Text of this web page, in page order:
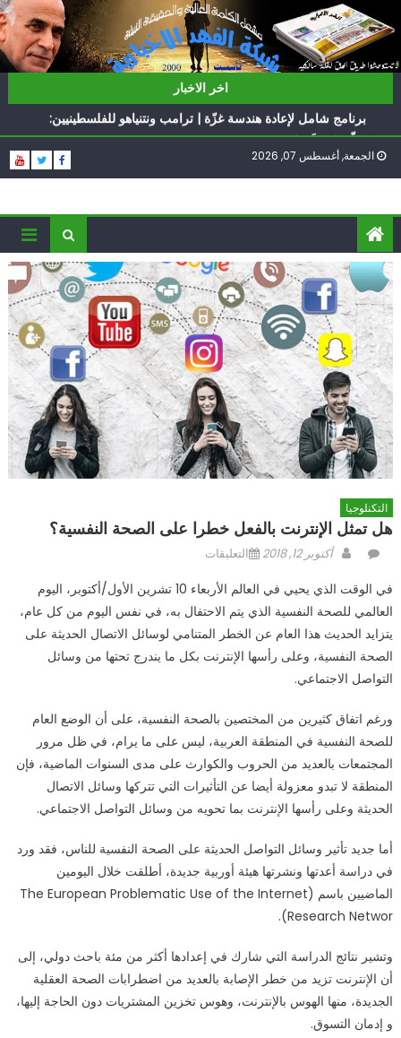
to
content
اخر الاخبار
ناشطة أمريكية يهودية تدعو الدول العربية لوقف التطبيع
أيّ تحدّيات يواجهها حزب الله؟
برنامج شامل لإعادة هندسة غزّة | ترامب ونتنياهو للفلسطينيين:
سلّموا تسلَموا
الغرب يدفن اتفاقاً وُلد ميتاً | إيران تحت العقوبات: جاهزون
ناشطة أمريكية يهودية تدعو الدول العربية لوقف التطبيع
أيّ تحدّيات يواجهها حزب الله؟
الجمعة, أغسطس 07, 2026
التكنلوجيا
هل تمثل الإنترنت بالفعل خطرا على الصحة النفسية؟
Posted
أكتوبر 12, 2018Author التعليقاتعلى
تمثل
الإنترنت
بالفعل
خطرا
النفسية؟
مغلقة
في الوقت الذي يحيي في العالم الأربعاء 10 تشرين الأول/أكتوبر، اليوم
العالمي للصحة النفسية الذي يتم الاحتفال به، في نفس اليوم من كل عام،
يتزايد الحديث هذا العام عن الخطر المتنامي لوسائل الاتصال الحديثة على
الصحة النفسية، وعلى رأسها الإنترنت بكل ما يندرج تحتها من وسائل
التواصل الاجتماعي.
ورغم اتفاق كثيرين من المختصين بالصحة النفسية، على أن الوضع العام
للصحة النفسية في المنطقة العربية، ليس على ما يرام، في ظل مرور
المجتمعات بالعديد من الحروب والكوارث على مدى السنوات الماضية، فإن
المنطقة لا تبدو معزولة أيضا عن التأثيرات التي تتركها وسائل الاتصال
الحديثة وعلى رأسها الإنترنت بما تحويه من وسائل التواصل الاجتماعي.
أما جديد تأثير وسائل التواصل الحديثة على الصحة النفسية للناس، فقد ورد
في دراسة أعدتها ونشرتها هيئة أوربية جديدة، أطلقت خلال اليومين
الماضيين باسم (The European Problematic Use of the Internet
Research Networ).
وتشير نتائج الدراسة التي شارك في إعدادها أكثر من مئة باحث دولي، إلى
أن الإنترنت تزيد من خطر الإصابة بالعديد من اضطرابات الصحة العقلية
الجديدة، منها الهوس بالإنترنت، وهوس تخزين المشتريات دون الحاجة إليها،
و إدمان التسوق.